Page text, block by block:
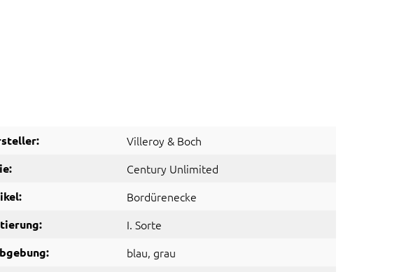
Villeroy & Boch
Century Unlimited
Bordürenecke
I. Sorte
blau, grau